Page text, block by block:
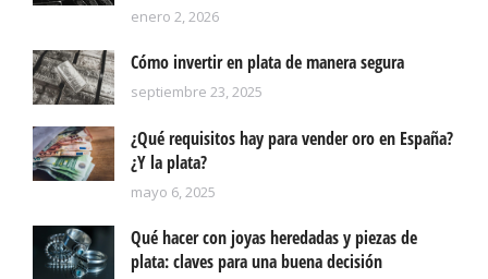
enero 2, 2026
Cómo invertir en plata de manera segura
septiembre 23, 2025
¿Qué requisitos hay para vender oro en España?
¿Y la plata?
mayo 6, 2025
Qué hacer con joyas heredadas y piezas de
plata: claves para una buena decisión